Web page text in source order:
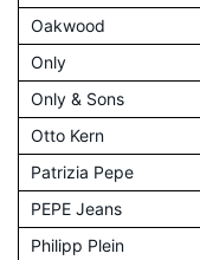
Oakwood
Only
Only & Sons
Otto Kern
Patrizia Pepe
PEPE Jeans
Philipp Plein